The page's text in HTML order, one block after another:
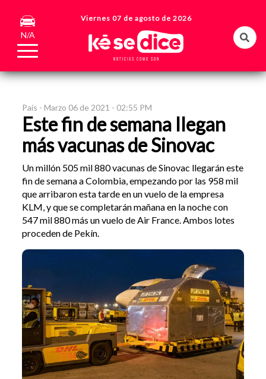
N/A
Viernes 07 de agosto de 2026
País -Marzo 06 de 2021 - 02:55 PM
Este fin de semana llegan
más vacunas de Sinovac
Un millón 505 mil 880 vacunas de Sinovac llegarán este
fin de semana a Colombia, empezando por las 958 mil
que arribaron esta tarde en un vuelo de la empresa
KLM, y que se completarán mañana en la noche con
547 mil 880 más un vuelo de Air France. Ambos lotes
proceden de Pekín.